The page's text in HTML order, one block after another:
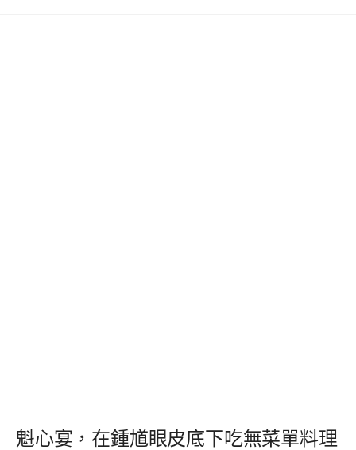
魁心宴，在鍾馗眼皮底下吃無菜單料理